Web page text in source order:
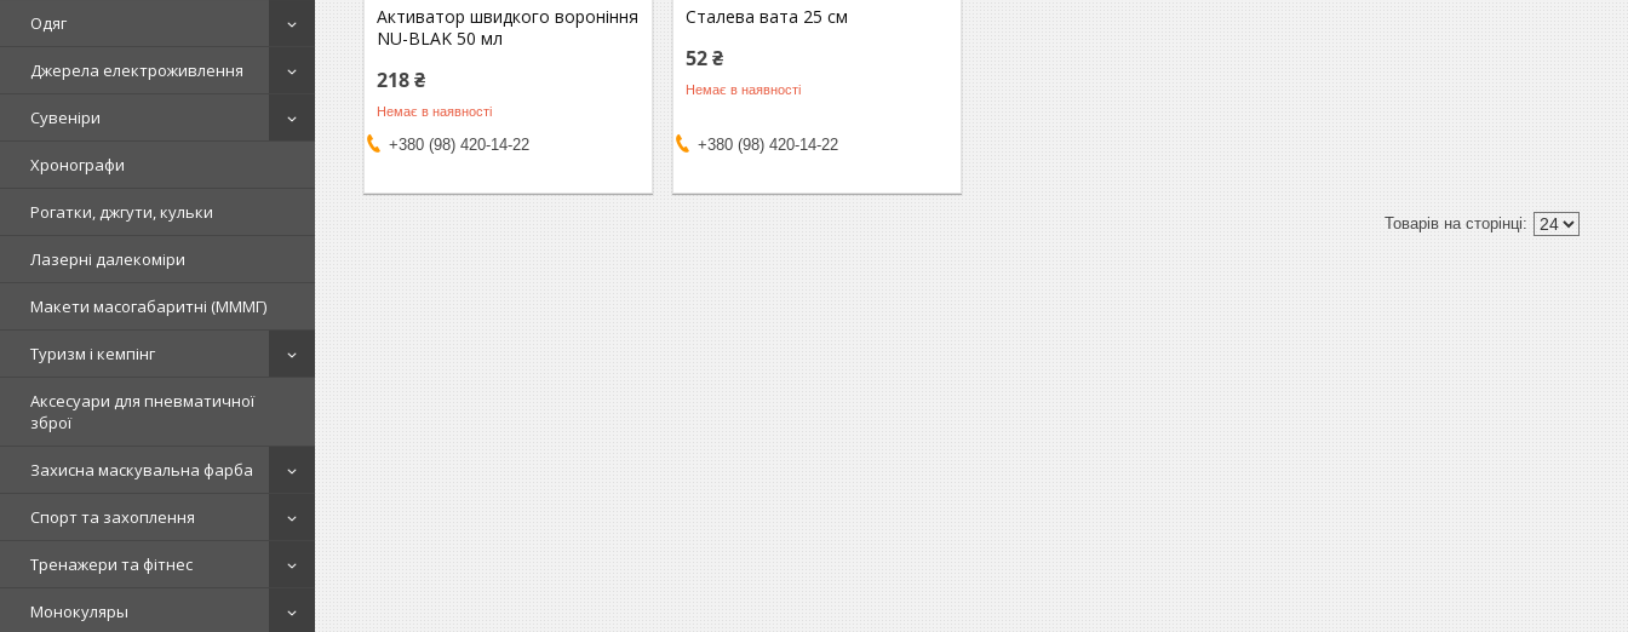
Одяг
Джерела електроживлення
Сувеніри
Хронографи
Рогатки, джгути, кульки
Лазерні далекоміри
Макети масогабаритні (МММГ)
Туризм і кемпінг
Аксесуари для пневматичної
зброї
Захисна маскувальна фарба
Спорт та захоплення
Тренажери та фітнес
Монокуляры
Активатор швидкого вороніння
NU-BLAK 50 мл
218 ₴
Немає в наявності
+380 (98) 420-14-22
Сталева вата 25 см
52 ₴
Немає в наявності
+380 (98) 420-14-22